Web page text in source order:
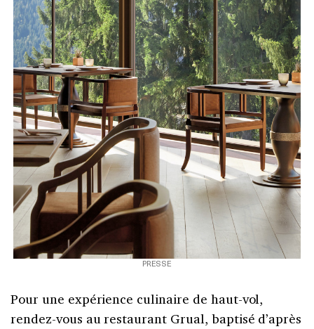
PRESSE
Pour une expérience culinaire de haut-vol,
rendez-vous au restaurant Grual, baptisé d’après